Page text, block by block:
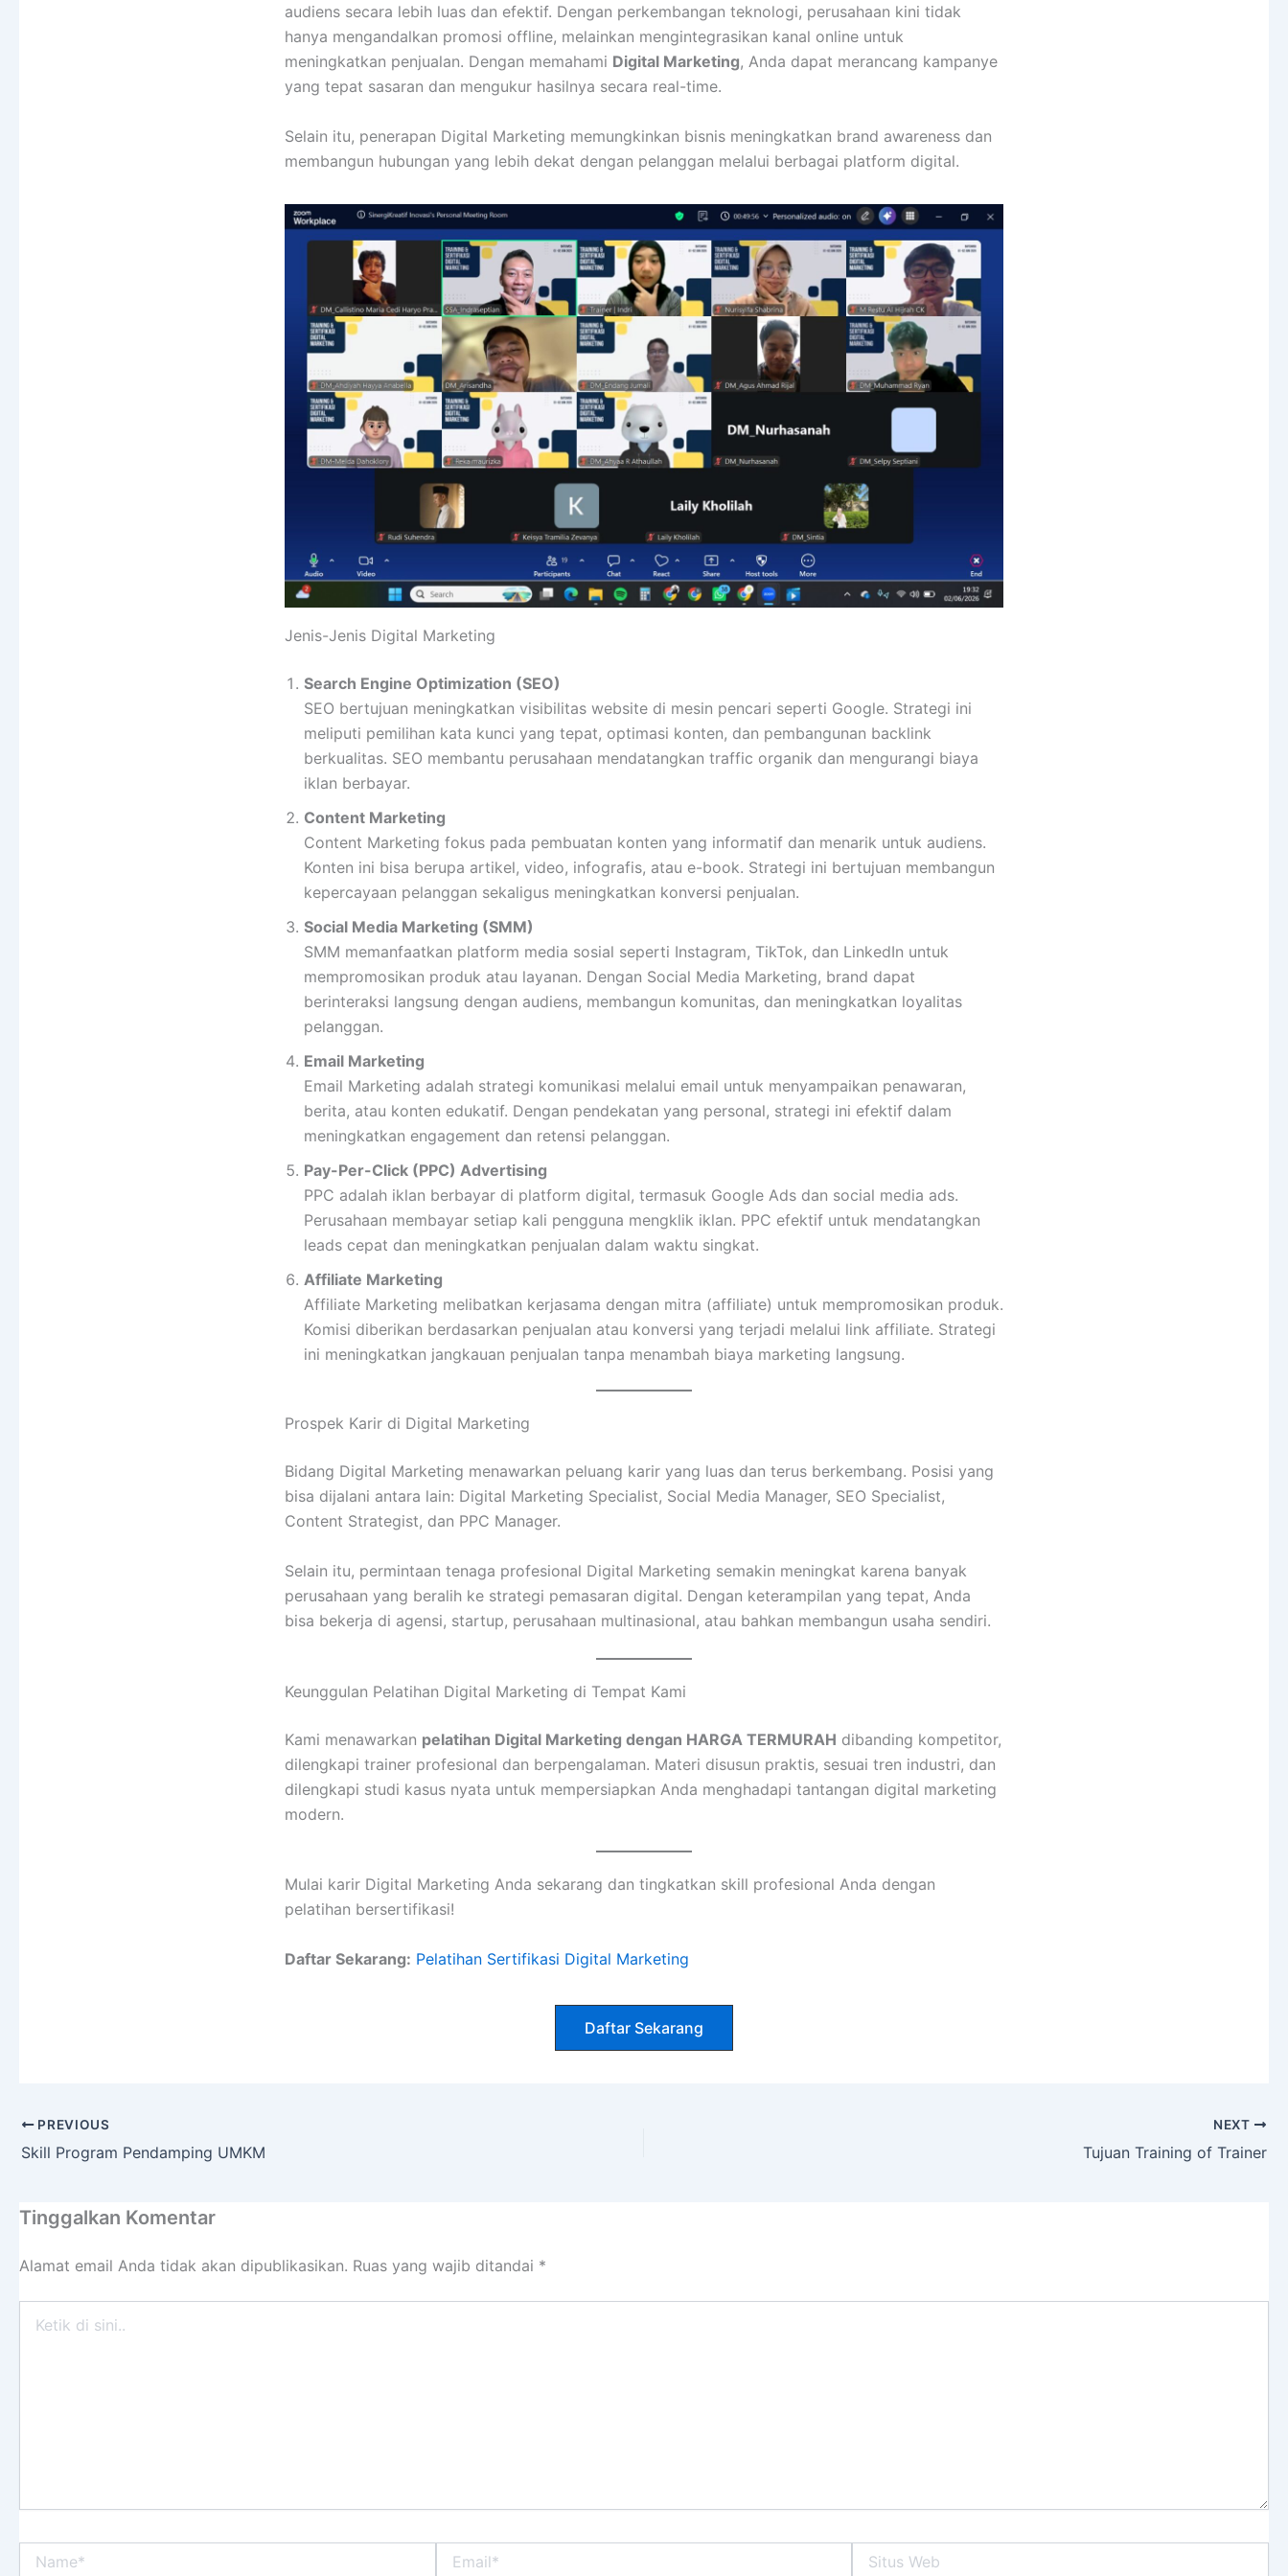
audiens secara lebih luas dan efektif. Dengan perkembangan teknologi, perusahaan kini tidak
hanya mengandalkan promosi offline, melainkan mengintegrasikan kanal online untuk
meningkatkan penjualan. Dengan memahami Digital Marketing, Anda dapat merancang kampanye
yang tepat sasaran dan mengukur hasilnya secara real-time.
Selain itu, penerapan Digital Marketing memungkinkan bisnis meningkatkan brand awareness dan
membangun hubungan yang lebih dekat dengan pelanggan melalui berbagai platform digital.
Jenis-Jenis Digital Marketing
Search Engine Optimization (SEO)
SEO bertujuan meningkatkan visibilitas website di mesin pencari seperti Google. Strategi ini
meliputi pemilihan kata kunci yang tepat, optimasi konten, dan pembangunan backlink
berkualitas. SEO membantu perusahaan mendatangkan traffic organik dan mengurangi biaya
iklan berbayar.
Content Marketing
Content Marketing fokus pada pembuatan konten yang informatif dan menarik untuk audiens.
Konten ini bisa berupa artikel, video, infografis, atau e-book. Strategi ini bertujuan membangun
kepercayaan pelanggan sekaligus meningkatkan konversi penjualan.
Social Media Marketing (SMM)
SMM memanfaatkan platform media sosial seperti Instagram, TikTok, dan LinkedIn untuk
mempromosikan produk atau layanan. Dengan Social Media Marketing, brand dapat
berinteraksi langsung dengan audiens, membangun komunitas, dan meningkatkan loyalitas
pelanggan.
Email Marketing
Email Marketing adalah strategi komunikasi melalui email untuk menyampaikan penawaran,
berita, atau konten edukatif. Dengan pendekatan yang personal, strategi ini efektif dalam
meningkatkan engagement dan retensi pelanggan.
Pay-Per-Click (PPC) Advertising
PPC adalah iklan berbayar di platform digital, termasuk Google Ads dan social media ads.
Perusahaan membayar setiap kali pengguna mengklik iklan. PPC efektif untuk mendatangkan
leads cepat dan meningkatkan penjualan dalam waktu singkat.
Affiliate Marketing
Affiliate Marketing melibatkan kerjasama dengan mitra (affiliate) untuk mempromosikan produk.
Komisi diberikan berdasarkan penjualan atau konversi yang terjadi melalui link affiliate. Strategi
ini meningkatkan jangkauan penjualan tanpa menambah biaya marketing langsung.
Prospek Karir di Digital Marketing
Bidang Digital Marketing menawarkan peluang karir yang luas dan terus berkembang. Posisi yang
bisa dijalani antara lain: Digital Marketing Specialist, Social Media Manager, SEO Specialist,
Content Strategist, dan PPC Manager.
Selain itu, permintaan tenaga profesional Digital Marketing semakin meningkat karena banyak
perusahaan yang beralih ke strategi pemasaran digital. Dengan keterampilan yang tepat, Anda
bisa bekerja di agensi, startup, perusahaan multinasional, atau bahkan membangun usaha sendiri.
Keunggulan Pelatihan Digital Marketing di Tempat Kami
Kami menawarkan pelatihan Digital Marketing dengan HARGA TERMURAH dibanding kompetitor,
dilengkapi trainer profesional dan berpengalaman. Materi disusun praktis, sesuai tren industri, dan
dilengkapi studi kasus nyata untuk mempersiapkan Anda menghadapi tantangan digital marketing
modern.
Mulai karir Digital Marketing Anda sekarang dan tingkatkan skill profesional Anda dengan
pelatihan bersertifikasi!
Daftar Sekarang: Pelatihan Sertifikasi Digital Marketing
Daftar Sekarang
PREVIOUS
Skill Program Pendamping UMKM
NEXT
Tujuan Training of Trainer
Tinggalkan Komentar
Alamat email Anda tidak akan dipublikasikan. Ruas yang wajib ditandai *
Web